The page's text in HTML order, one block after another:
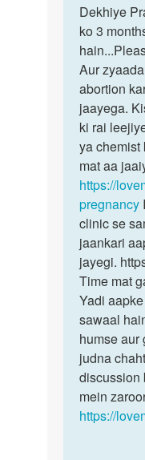
to
3
month
hogya
pried
nahi
ya…
by
Dekhiye
Prashant
bete…
Dekhiye
ko 3
Aur
abortion
jaayega.
ki rai
ya chemist
mat aa
https://
pregnancy
clinic se
jaankari
jayegi.
Time mat
Yadi
sawaal
humse aur
judna
discussion
mein
https://